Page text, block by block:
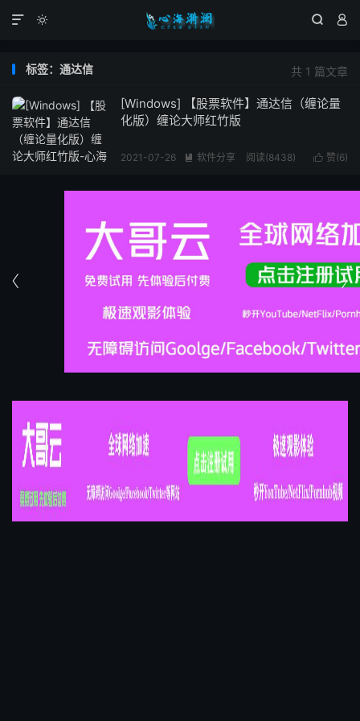
  

共 1 篇文章
标签：通达信
[Windows] 【股票软件】通达信（缠论量
化版）缠论大师红竹版
 赞(6)
2021-07-26  软件分享 阅读(8438)

